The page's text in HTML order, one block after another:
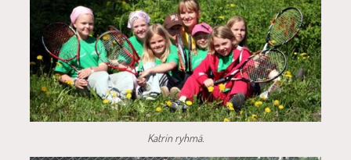
Katrin ryhmä.